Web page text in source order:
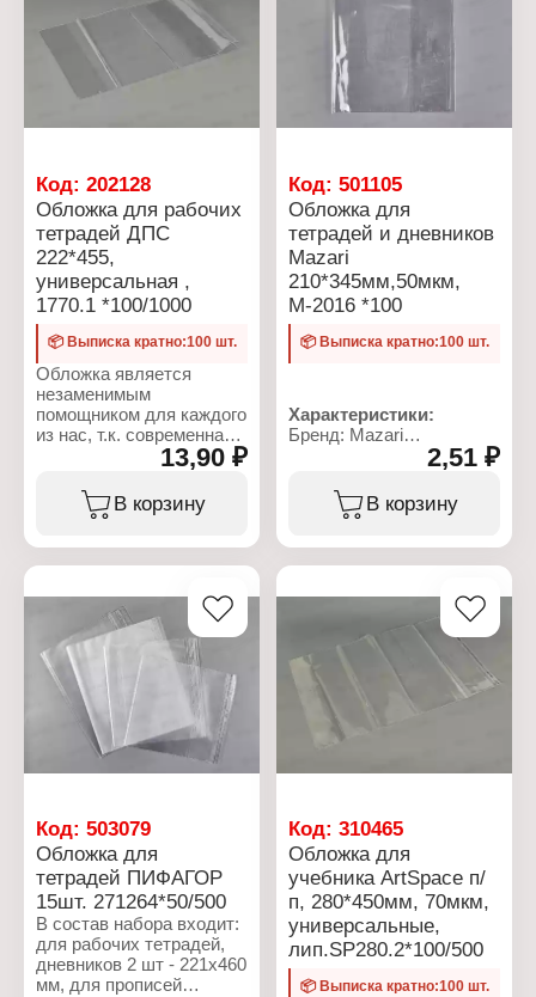
Тип товара: Обложка
Назначение: для
контурных карт и
атласов
Размер: 292х560 мм
Материал: ПВХ
Код: 202128
Обложка для рабочих
тетрадей ДПС
222*455,
универсальная ,
1770.1 *100/1000
📦 Выписка кратно:100 шт.
Обложка является
незаменимым
помощником для каждого
из нас, т.к. современная
тенденция к чтению
наращивает свои
обороты, а для
первоначальный вид
учебника, книги,
защищает от грязи,
пыли, механических и
прочих повреждений.
Характеристики:
Торговая марка:
DPSkanc
Тип товара: Обложка
рабочих тетрадей,
дневников и
дидактических
материалов
Размер: 222х455 мм
Плотность: 110 мкм
Материал: ПВХ
Цвет: прозрачная
13,90 ₽
В корзину
Код:501105
Обложка для
тетрадей и дневников
Mazari
210*345мм,50мкм,
М-2016 *100
📦 Выписка кратно:100 шт.
Характеристики:
Бренд: Mazari
Тип товара: Обложка
Назначение: для
тетрадей и дневников
Плотность: 50 мкм
2,51 ₽
В корзину
Код: 503079
Обложка для
тетрадей ПИФАГОР
15шт. 271264*50/500
В состав набора входит:
для рабочих тетрадей,
дневников 2 шт - 221х460
мм, для прописей
Код:310465
Обложка для
учебника ArtSpace п/
п, 280*450мм, 70мкм,
универсальные,
лип.SP280.2*100/500
📦 Выписка кратно:100 шт.